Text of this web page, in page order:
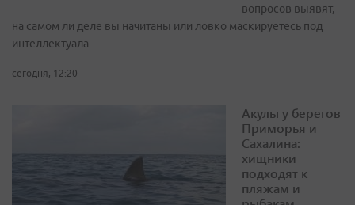
вопросов выявят,
на самом ли деле вы начитаны или ловко маскируетесь под
интеллектуала
сегодня, 12:20
Акулы у берегов
Приморья и
Сахалина:
хищники
подходят к
пляжам и